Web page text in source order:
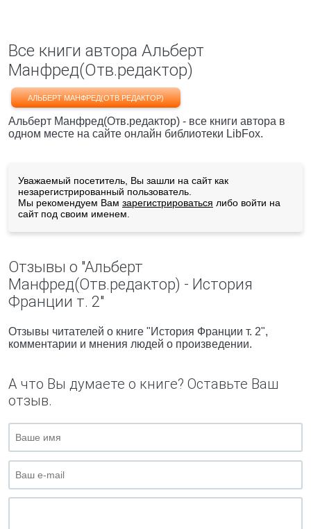
Все книги автора Альберт
Манфред(Отв.редактор)
АЛЬБЕРТ МАНФРЕД(ОТВ.РЕДАКТОР)
Альберт Манфред(Отв.редактор) - все книги автора в
одном месте на сайте онлайн библиотеки LibFox.
Уважаемый посетитель, Вы зашли на сайт как
незарегистрированный пользователь.
Мы рекомендуем Вам зарегистрироваться либо войти на
сайт под своим именем.
Отзывы о "Альберт
Манфред(Отв.редактор) - История
Франции т. 2"
Отзывы читателей о книге "История Франции т. 2",
комментарии и мнения людей о произведении.
А что Вы думаете о книге? Оставьте Ваш
отзыв.